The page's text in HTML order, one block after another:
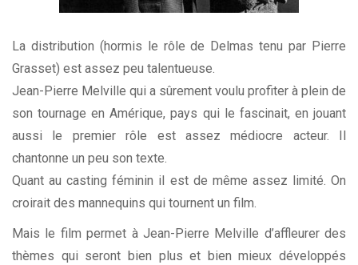
La distribution (hormis le rôle de Delmas tenu par Pierre
Grasset) est assez peu talentueuse.
Jean-Pierre Melville qui a sûrement voulu profiter à plein de
son tournage en Amérique, pays qui le fascinait, en jouant
aussi le premier rôle est assez médiocre acteur. Il
chantonne un peu son texte.
Quant au casting féminin il est de même assez limité. On
croirait des mannequins qui tournent un film.
Mais le film permet à Jean-Pierre Melville d’affleurer des
thèmes qui seront bien plus et bien mieux développés